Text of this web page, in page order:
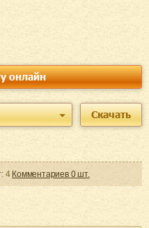
онлайн
Скачать
4 Комментариев 0шт.